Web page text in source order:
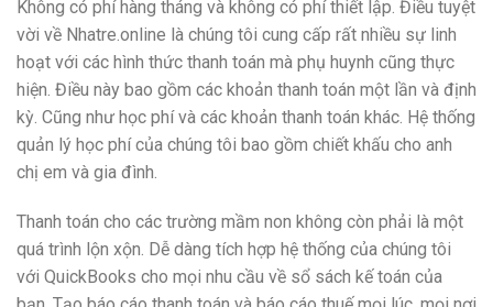
Không có phí hàng tháng và không có phí thiết lập. Điều tuyệt
vời về Nhatre.online là chúng tôi cung cấp rất nhiều sự linh
hoạt với các hình thức thanh toán mà phụ huynh cũng thực
hiện. Điều này bao gồm các khoản thanh toán một lần và định
kỳ. Cũng như học phí và các khoản thanh toán khác. Hệ thống
quản lý học phí của chúng tôi bao gồm chiết khấu cho anh
chị em và gia đình.
Thanh toán cho các trường mầm non không còn phải là một
quá trình lộn xộn. Dễ dàng tích hợp hệ thống của chúng tôi
với QuickBooks cho mọi nhu cầu về sổ sách kế toán của